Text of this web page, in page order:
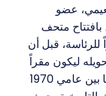
عضو
متحف
للرئاسة، قبل أن
ليكون مقراً
للقيادة العامة لشرطة عجمان في الفترة ما بين عامي 1970